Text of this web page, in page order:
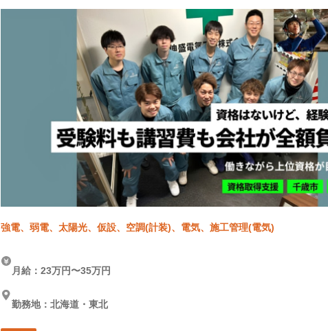
強電、弱電、太陽光、仮設、空調(計装)、電気、施工管理(電気)
月給：23万円〜35万円
勤務地：北海道・東北